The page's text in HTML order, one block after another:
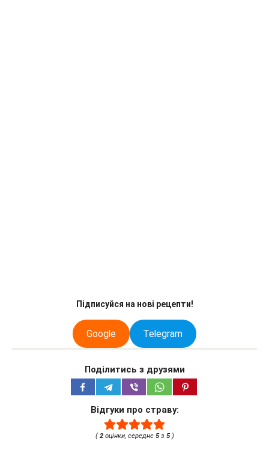
Підписуйся на нові рецепти!
Google Telegram
Поділитись з друзями
Відгуки про страву:
(2оцінки, середнє 5з 5)